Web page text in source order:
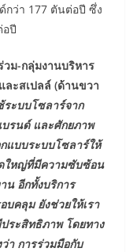
กว่า 177 ตันต่อปี ซึ่ง
อปี
วม-กลุ่มงานบริหาร
ละสเปลล์ (ด้านขวา
ระบบโซลาร์จาก
บรนด์ และศักยภาพ
แบบระบบโซลาร์ให้
ใหญ่ที่มีความซับซ้อน
น อีกทั้งบริการ
บคลุม ยังช่วยให้เรา
ระสิทธิภาพ โดยทาง
า การร่วมมือกับ